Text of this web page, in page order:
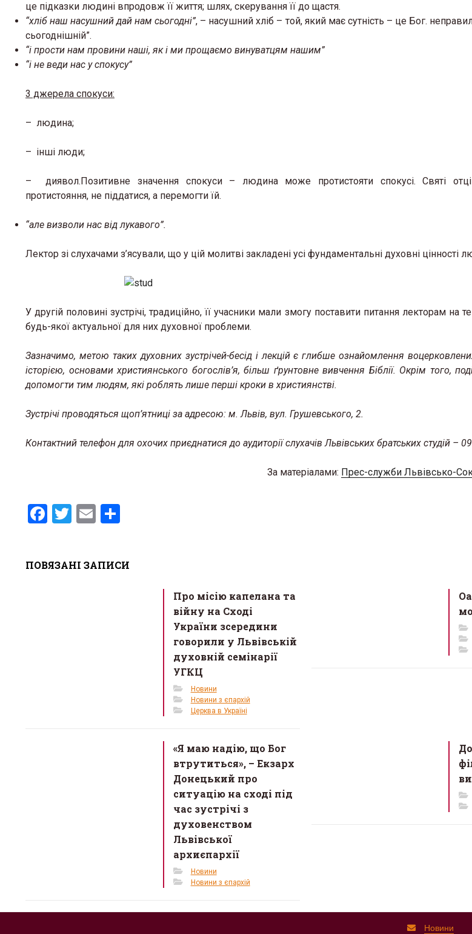
це підказки людині впродовж її життя; шлях, скерування її до щастя.
“хліб наш насушний дай нам сьогодні”, – насушний хліб – той, який має сутність – це Бог.
сьогоднішній”.
“і прости нам провини наші, як і ми прощаємо винуватцям нашим”
“і не веди нас у спокусу”
3 джерела спокуси:
– людина;
– інші люди;
– диявол.Позитивне значення спокуси – людина може протистояти спокусі. Святі
протистояння, не піддатися, а перемогти їй.
“але визволи нас від лукавого”.
Лектор зі слухачами з’ясували, що у цій молитві закладені усі фундаментальні духовні цінності
У другій половині зустрічі, традиційно, її учасники мали змогу поставити питання лекторам на
будь-якої актуальної для них духовної проблеми.
Зазначимо, метою таких духовних зустрічей-бесід і лекцій є глибше ознайомлення
історією, основами християнського богослів’я, більш ґрунтовне вивчення Біблії. Окрім того,
допомогти тим людям, які роблять лише перші кроки в християнстві.
Зустрічі проводяться щоп’ятниці за адресою: м. Львів, вул. Грушевського, 2.
Контактний телефон для охочих приєднатися до аудиторії слухачів Львівських братських студій –
За матеріалами: Прес-служби Львівсько-
F
b
T
er
E
e
ПОВЯЗАНІ ЗАПИСИ
Про місію капелана та
війну на Сході
України зсередини
говорили у Львівській
духовній семінарії
УГКЦ
Новини
Новини з єпархій
Церква в Україні
«Я маю надію, що Бог
втрутиться», – Екзарх
Донецький про
ситуацію на сході під
час зустрічі з
духовенством
Львівської
архиєпархії
Новини
Новини з єпархій
львівської церкви Андрія
13 Березня 2026 в 15:13
успіху
30 Березня
Новини